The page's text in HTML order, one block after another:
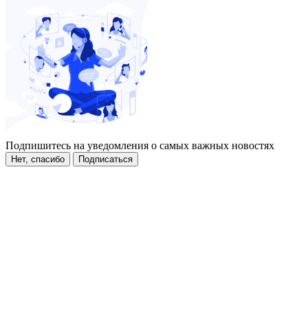
Подпишитесь на уведомления о самых важных новостях
Нет, спасибо Подписаться